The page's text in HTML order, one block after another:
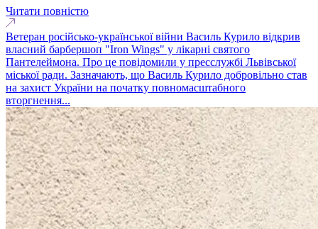
Читати повністю
Ветеран російсько-української війни Василь Курило відкрив
власний барбершоп "Iron Wings" у лікарні святого
Пантелеймона. Про це повідомили у пресслужбі Львівської
міської ради. Зазначають, що Василь Курило добровільно став
на захист України на початку повномасштабного
вторгнення...